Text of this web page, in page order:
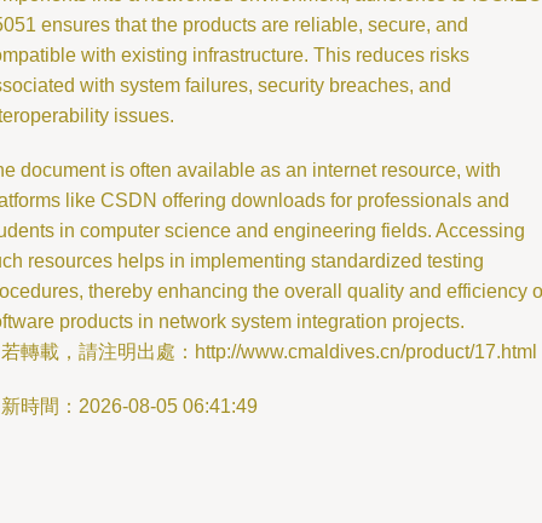
ensures that the products are reliable, secure, and
with existing infrastructure. This reduces risks
with system failures, security breaches, and
issues.
document is often available as an internet resource, with
like CSDN offering downloads for professionals and
in computer science and engineering fields. Accessing
resources helps in implementing standardized testing
thereby enhancing the overall quality and efficiency
products in network system integration projects.
轉載，請注明出處：http://www.cmaldives.cn/product/17.html
時間：2026-08-05 06:41:49